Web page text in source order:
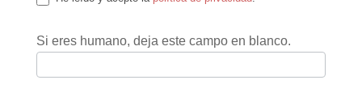
Si eres humano, deja este campo en blanco.